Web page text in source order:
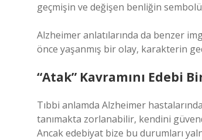
geçmişin ve değişen benliğin
Alzheimer anlatılarında da benzer
önce yaşanmış bir olay, karakterin
“Atak” Kavramını Edebi
Tıbbi anlamda Alzheimer
tanımakta zorlanabilir, kendini
Ancak edebiyat bize bu durumları